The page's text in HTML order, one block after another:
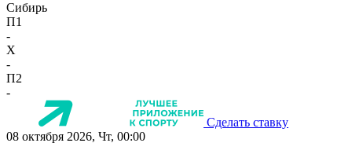
Сибирь
П1
-
X
-
П2
-
Сделать ставку
08 октября 2026, Чт, 00:00